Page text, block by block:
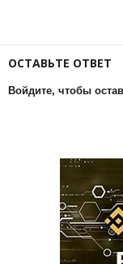
ОСТАВЬТЕ ОТВЕТ
Войдите, чтобы